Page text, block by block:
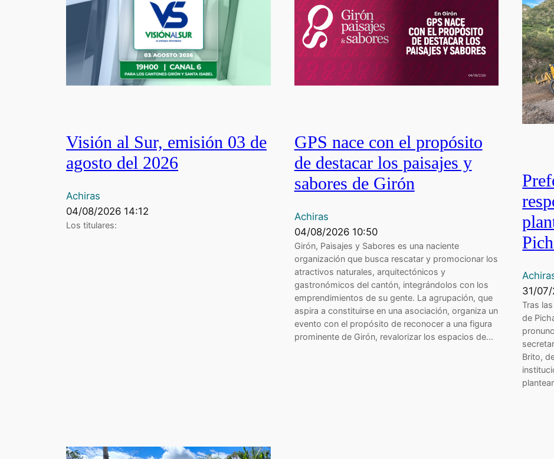
Visión al Sur, emisión 03 de
agosto del 2026
Achiras
04/08/2026 14:12
Los titulares:
GPS nace con el propósito
de destacar los paisajes y
sabores de Girón
Achiras
04/08/2026 10:50
Girón, Paisajes y Sabores es una naciente
organización que busca rescatar y promocionar los
atractivos naturales, arquitectónicos y
gastronómicos del cantón, integrándolos con los
emprendimientos de su gente. La agrupación, que
aspira a constituirse en una asociación, organiza un
evento con el propósito de reconocer a una figura
prominente de Girón, revalorizar los espacios de…
31/07/
Tras
de
Brito,